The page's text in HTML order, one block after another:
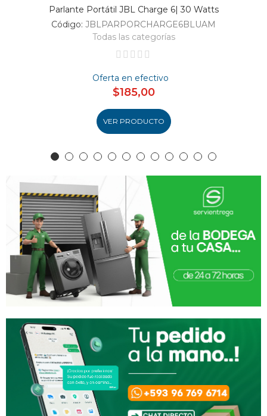
Parlante Portátil JBL Charge 6| 30 Watts
Código: JBLPARPORCHARGE6BLUAM
Todas las categorías
Oferta en efectivo
$185,00
VER PRODUCTO